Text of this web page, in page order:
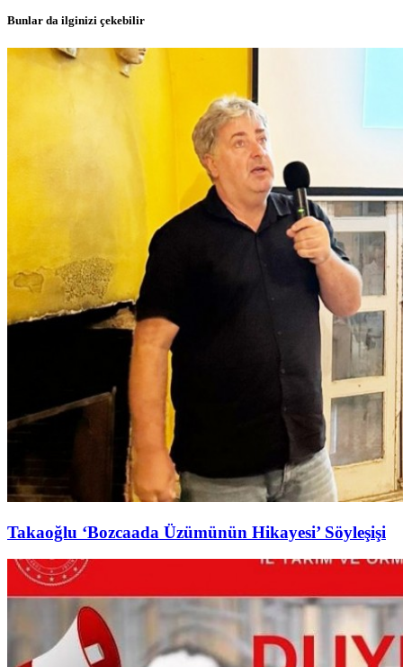
Bunlar da ilginizi çekebilir
Takaoğlu ‘Bozcaada Üzümünün Hikayesi’ Söyleşişi